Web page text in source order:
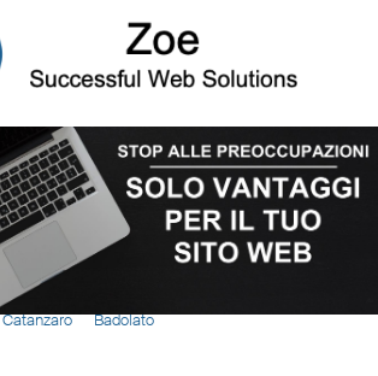
Catanzaro Badolato